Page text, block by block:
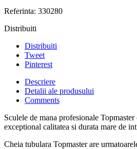
Referinta: 330280
Distribuiti
Distribuiti
Tweet
Pinterest
Descriere
Detalii ale produsului
Comments
Sculele de mana profesionale
exceptional calitatea si durata mare de
Cheia tubulara Topmaster are